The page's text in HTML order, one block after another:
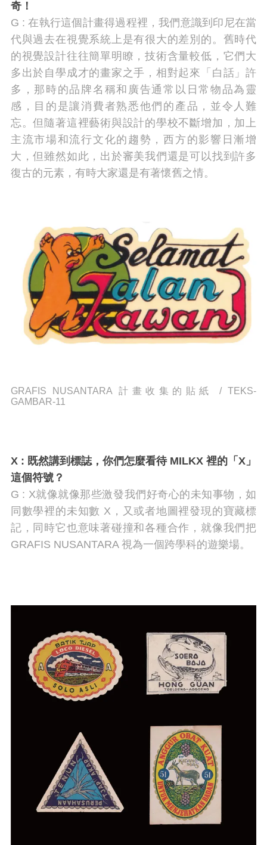
奇！
G : 在執行這個計畫得過程裡，我們意識到印尼在當
代與過去在視覺系統上是有很大的差別的。舊時代
的視覺設計往往簡單明瞭，技術含量較低，它們大
多出於自學成才的畫家之手，相對起來「白話」許
多，那時的品牌名稱和廣告通常以日常物品為靈
感，目的是讓消費者熟悉他們的產品，並令人難
忘。但隨著這裡藝術與設計的學校不斷增加，加上
主流市場和流行文化的趨勢，西方的影響日漸增
大，但雖然如此，出於審美我們還是可以找到許多
復古的元素，有時大家還是有著懷舊之情。
GRAFIS NUSANTARA 計畫收集的貼紙 /TEKS-
GAMBAR-11
X : 既然講到標誌，你們怎麼看待 MILKX 裡的「X」
這個符號？
G : X就像就像那些激發我們好奇心的未知事物，如
同數學裡的未知數 X，又或者地圖裡發現的寶藏標
記，同時它也意味著碰撞和各種合作，就像我們把
GRAFIS NUSANTARA 視為一個跨學科的遊樂場。